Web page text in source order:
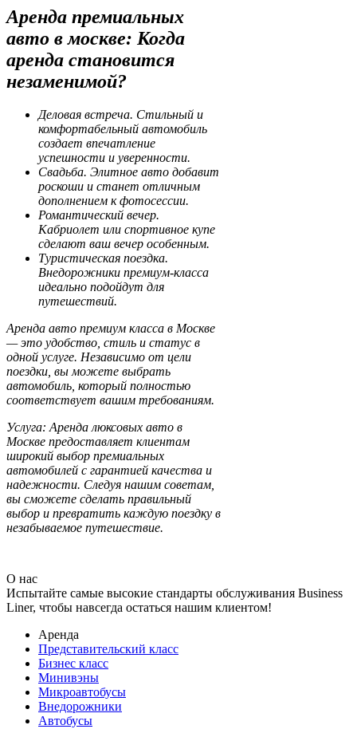
Аренда премиальных
авто в москве: Когда
аренда становится
незаменимой?
Деловая встреча. Стильный и
комфортабельный автомобиль
создает впечатление
успешности и уверенности.
Свадьба. Элитное авто добавит
роскоши и станет отличным
дополнением к фотосессии.
Романтический вечер.
Кабриолет или спортивное купе
сделают ваш вечер особенным.
Туристическая поездка.
Внедорожники премиум-класса
идеально подойдут для
путешествий.
Аренда авто премиум класса в Москве
— это удобство, стиль и статус в
одной услуге. Независимо от цели
поездки, вы можете выбрать
автомобиль, который полностью
соответствует вашим требованиям.
Услуга: Аренда люксовых авто в
Москве предоставляет клиентам
широкий выбор премиальных
автомобилей с гарантией качества и
надежности. Следуя нашим советам,
вы сможете сделать правильный
выбор и превратить каждую поездку в
незабываемое путешествие.
О нас
Испытайте самые высокие стандарты обслуживания Business
Liner, чтобы навсегда остаться нашим клиентом!
Аренда
Представительский класс
Бизнес класс
Минивэны
Микроавтобусы
Внедорожники
Автобусы